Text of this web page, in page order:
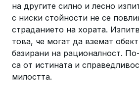
на другите силно и лесно
с ниски стойности не се
страданието на хората.
това, че могат да вземат
базирани на рационалност.
са от истината и
милостта.